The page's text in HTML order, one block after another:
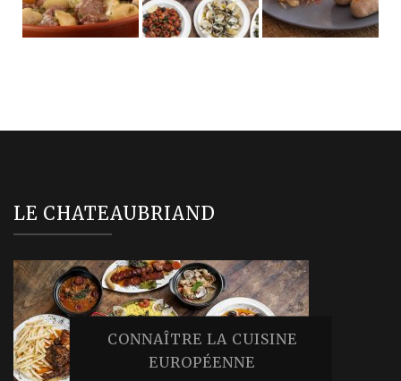
LE CHATEAUBRIAND
CONNAÎTRE LA CUISINE
EUROPÉENNE